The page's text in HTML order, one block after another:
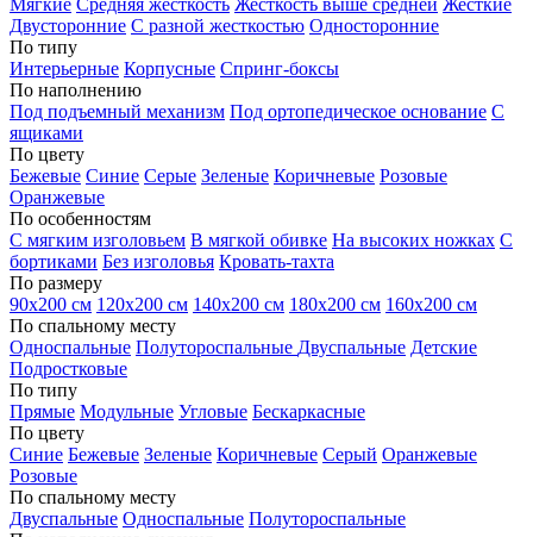
Мягкие Средняя жесткость Жесткость выше средней Жесткие
Двусторонние С разной жесткостью Односторонние
По типу
Интерьерные Корпусные Спринг-боксы
По наполнению
Под подъемный механизм Под ортопедическое основание С
ящиками
По цвету
Бежевые Синие Серые Зеленые Коричневые Розовые
Оранжевые
По особенностям
С мягким изголовьем В мягкой обивке На высоких ножках С
бортиками Без изголовья Кровать-тахта
По размеру
90х200 см 120х200 см 140х200 см 180х200 см 160х200 см
По спальному месту
Односпальные Полутороспальные Двуспальные Детские
Подростковые
По типу
Прямые Модульные Угловые Бескаркасные
По цвету
Синие Бежевые Зеленые Коричневые Серый Оранжевые
Розовые
По спальному месту
Двуспальные Односпальные Полутороспальные